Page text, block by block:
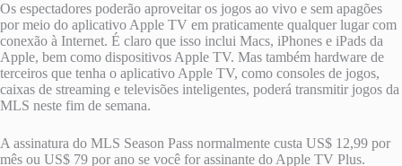
Os espectadores poderão aproveitar os jogos ao vivo e sem apagões
por meio do aplicativo Apple TV em praticamente qualquer lugar com
conexão à Internet. É claro que isso inclui Macs, iPhones e iPads da
Apple, bem como dispositivos Apple TV. Mas também hardware de
terceiros que tenha o aplicativo Apple TV, como consoles de jogos,
caixas de streaming e televisões inteligentes, poderá transmitir jogos da
MLS neste fim de semana.
A assinatura do MLS Season Pass normalmente custa US$ 12,99 por
mês ou US$ 79 por ano se você for assinante do Apple TV Plus.